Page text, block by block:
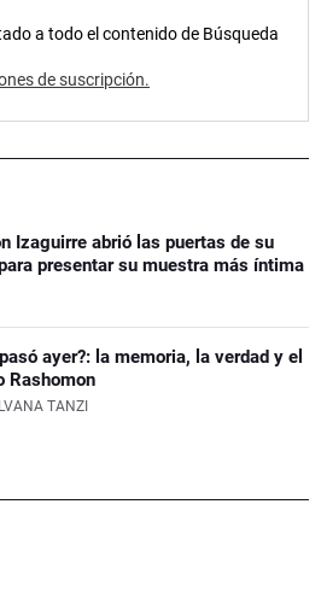
a todo el contenido de Búsqueda
de suscripción.
Izaguirre abrió las puertas de su
presentar su muestra más íntima
ayer?: la memoria, la verdad y el
Rashomon
TANZI